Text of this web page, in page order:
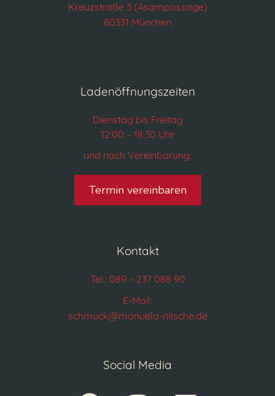
Kreuzstraße 3 (Asampassage)
80331 München
Ladenöffnungszeiten
Dienstag bis Freitag
12:00 – 18:30 Uhr
und nach Vereinbarung.
Termin vereinbaren
Kontakt
Tel.: 089 – 237 088 90
E-Mail:
schmuck@manuela-nitsche.de
Social Media